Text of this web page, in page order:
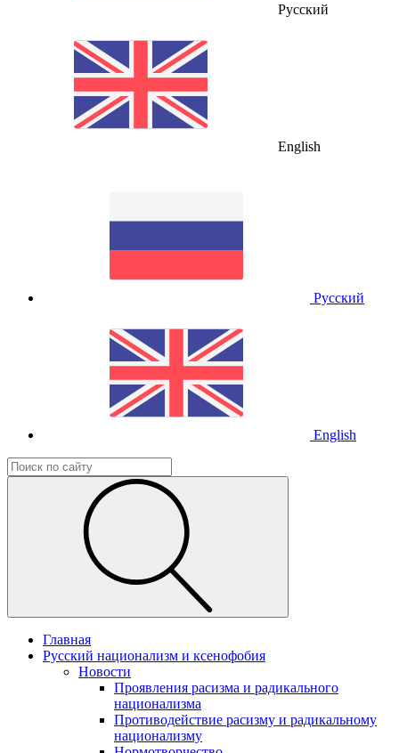
Русский
English
Русский
English
Главная
Русский национализм и ксенофобия
Новости
Проявления расизма и радикального
национализма
Противодействие расизму и радикальному
национализму